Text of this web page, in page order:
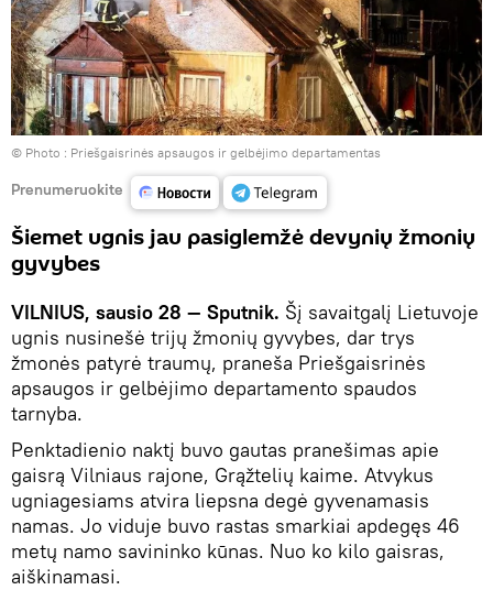
© Photo : Priešgaisrinės apsaugos ir gelbėjimo departamentas
Prenumeruokite
Šiemet ugnis jau pasiglemžė devynių žmonių
gyvybes
VILNIUS, sausio 28 — Sputnik. Šį savaitgalį Lietuvoje
ugnis nusinešė trijų žmonių gyvybes, dar trys
žmonės patyrė traumų, praneša Priešgaisrinės
apsaugos ir gelbėjimo departamento spaudos
tarnyba.
Penktadienio naktį buvo gautas pranešimas apie
gaisrą Vilniaus rajone, Grąžtelių kaime. Atvykus
ugniagesiams atvira liepsna degė gyvenamasis
namas. Jo viduje buvo rastas smarkiai apdegęs 46
metų namo savininko kūnas. Nuo ko kilo gaisras,
aiškinamasi.